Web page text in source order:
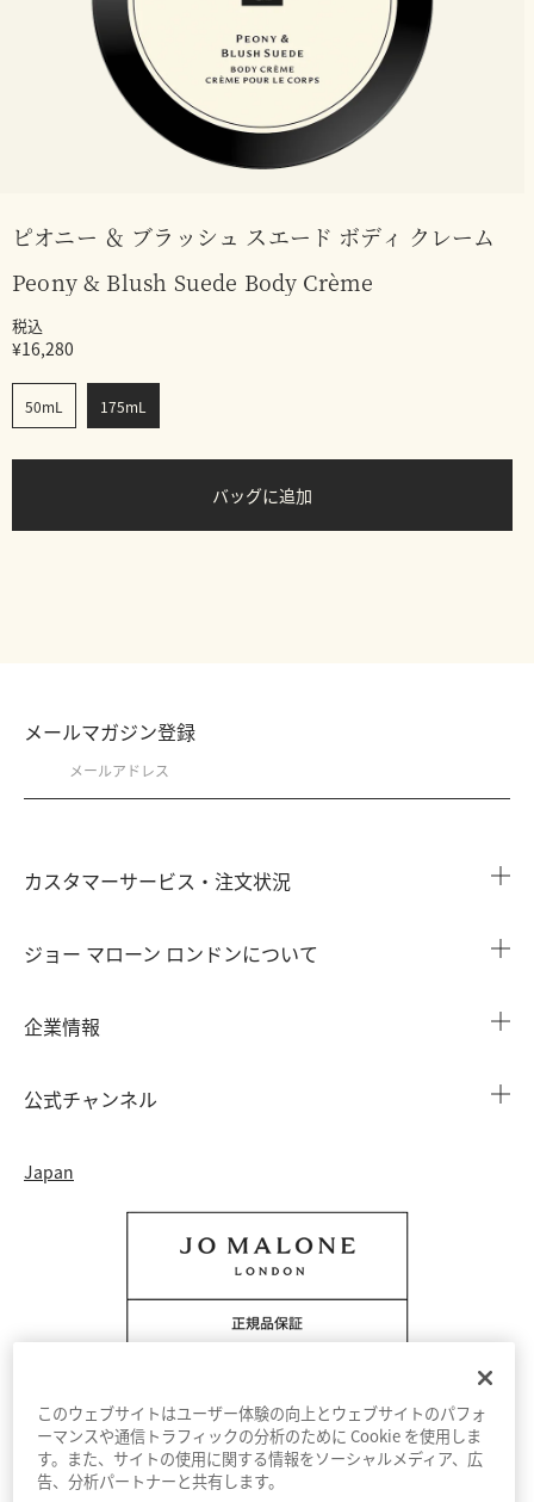
ピオニー ＆ ブラッシュ スエード ボディ クレーム
Peony & Blush Suede Body Crème
税込
¥16,280
50mL 175mL
バッグに追加
メールマガジン登録
カスタマーサービス・注文状況
会員情報
注文履歴
返品・交換について
オンラインショッピングについて
電話でのお問い合わせ 0120-950-701
ジョー マローン ロンドンについて
カウンターサービス予約
フレグランス ファインダー
企業情報
特定商取引法に基づく表示
公式チャンネル
Japan
利用規約 プライバシーポリシー
このウェブサイトはユーザー体験の向上とウェブサイトのパフォ
ーマンスや通信トラフィックの分析のために Cookie を使用しま
す。また、サイトの使用に関する情報をソーシャルメディア、広
告、分析パートナーと共有します。